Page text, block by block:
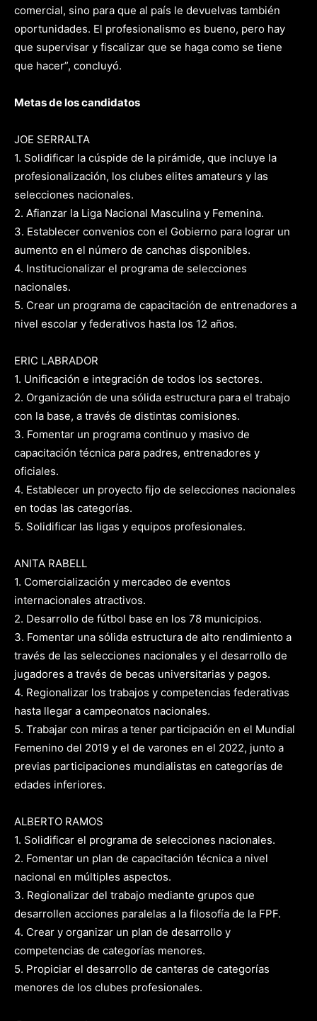
comercial, sino para que al país le devuelvas también
oportunidades. El profesionalismo es bueno, pero hay
que supervisar y fiscalizar que se haga como se tiene
que hacer”, concluyó.
Metas de los candidatos
JOE SERRALTA
1. Solidificar la cúspide de la pirámide, que incluye la
profesionalización, los clubes elites amateurs y las
selecciones nacionales.
2. Afianzar la Liga Nacional Masculina y Femenina.
3. Establecer convenios con el Gobierno para lograr un
aumento en el número de canchas disponibles.
4. Institucionalizar el programa de selecciones
nacionales.
5. Crear un programa de capacitación de entrenadores a
nivel escolar y federativos hasta los 12 años.
ERIC LABRADOR
1. Unificación e integración de todos los sectores.
2. Organización de una sólida estructura para el trabajo
con la base, a través de distintas comisiones.
3. Fomentar un programa continuo y masivo de
capacitación técnica para padres, entrenadores y
oficiales.
4. Establecer un proyecto fijo de selecciones nacionales
en todas las categorías.
5. Solidificar las ligas y equipos profesionales.
ANITA RABELL
1. Comercialización y mercadeo de eventos
internacionales atractivos.
2. Desarrollo de fútbol base en los 78 municipios.
3. Fomentar una sólida estructura de alto rendimiento a
través de las selecciones nacionales y el desarrollo de
jugadores a través de becas universitarias y pagos.
4. Regionalizar los trabajos y competencias federativas
hasta llegar a campeonatos nacionales.
5. Trabajar con miras a tener participación en el Mundial
Femenino del 2019 y el de varones en el 2022, junto a
previas participaciones mundialistas en categorías de
edades inferiores.
ALBERTO RAMOS
1. Solidificar el programa de selecciones nacionales.
2. Fomentar un plan de capacitación técnica a nivel
nacional en múltiples aspectos.
3. Regionalizar del trabajo mediante grupos que
desarrollen acciones paralelas a la filosofía de la FPF.
4. Crear y organizar un plan de desarrollo y
competencias de categorías menores.
5. Propiciar el desarrollo de canteras de categorías
menores de los clubes profesionales.